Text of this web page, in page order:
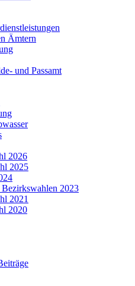
Ämtern
und Passamt
2026
2025
2023
2021
2020